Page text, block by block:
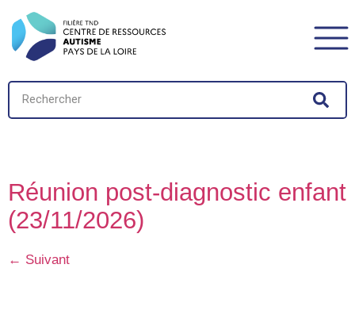
Réunion post-diagnostic enfant
(23/11/2026)
← Suivant